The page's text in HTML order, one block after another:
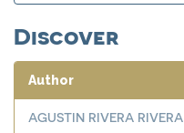
Discover
Author
AGUSTIN RIVERA RIVERA